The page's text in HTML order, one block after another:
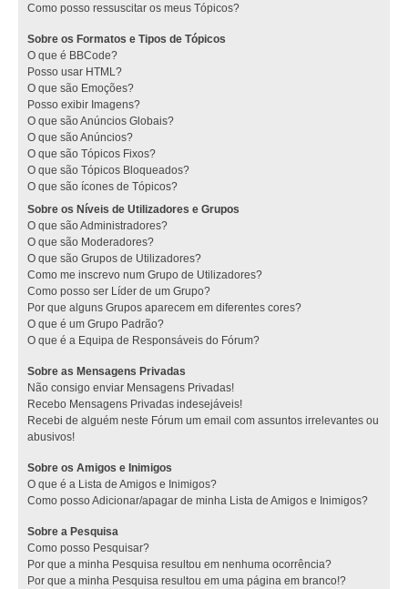
Como posso ressuscitar os meus Tópicos?
Sobre os Formatos e Tipos de Tópicos
O que é BBCode?
Posso usar HTML?
O que são Emoções?
Posso exibir Imagens?
O que são Anúncios Globais?
O que são Anúncios?
O que são Tópicos Fixos?
O que são Tópicos Bloqueados?
O que são ícones de Tópicos?
Sobre os Níveis de Utilizadores e Grupos
O que são Administradores?
O que são Moderadores?
O que são Grupos de Utilizadores?
Como me inscrevo num Grupo de Utilizadores?
Como posso ser Líder de um Grupo?
Por que alguns Grupos aparecem em diferentes cores?
O que é um Grupo Padrão?
O que é a Equipa de Responsáveis do Fórum?
Sobre as Mensagens Privadas
Não consigo enviar Mensagens Privadas!
Recebo Mensagens Privadas indesejáveis!
Recebi de alguém neste Fórum um email com assuntos irrelevantes ou
abusivos!
Sobre os Amigos e Inimigos
O que é a Lista de Amigos e Inimigos?
Como posso Adicionar/apagar de minha Lista de Amigos e Inimigos?
Sobre a Pesquisa
Como posso Pesquisar?
Por que a minha Pesquisa resultou em nenhuma ocorrência?
Por que a minha Pesquisa resultou em uma página em branco!?